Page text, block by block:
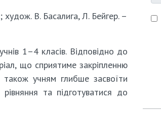
В. Басалига, Л. Бейгер. –
1–4 класів. Відповідно до
що сприятиме закріпленню
учням глибше засвоїти
та підготуватися до